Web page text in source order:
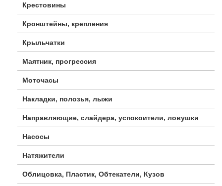
Крестовины
Кронштейны, крепления
Крыльчатки
Маятник, прогрессия
Моточасы
Накладки, полозья, лыжи
Направляющие, слайдера, успокоители, ловушки
Насосы
Натяжители
Облицовка, Пластик, Обтекатели, Кузов